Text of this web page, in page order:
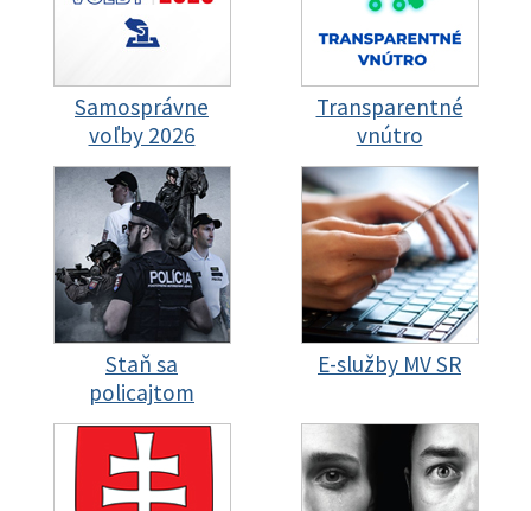
Samosprávne
voľby 2026
Transparentné
vnútro
Staň sa
policajtom
E-služby MV SR